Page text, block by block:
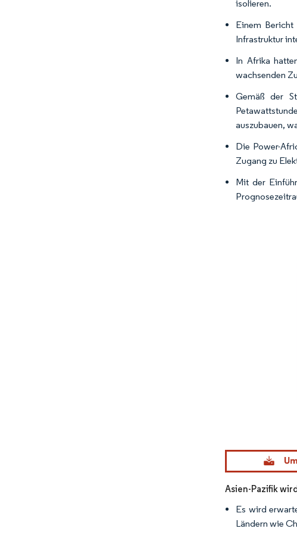
isolieren.
Einem
Infrastruktur
In Afrika
wachsenden
Gemäß der
auszubauen,
Die Power-
Zugang zu
Mit der
Bild © Mordor
Asien-Pazifik
Es wird
Ländern wie